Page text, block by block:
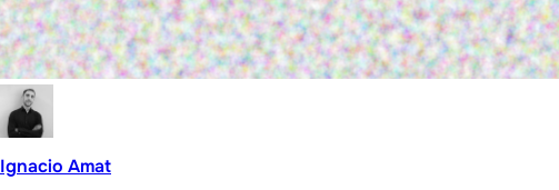
Ignacio Amat